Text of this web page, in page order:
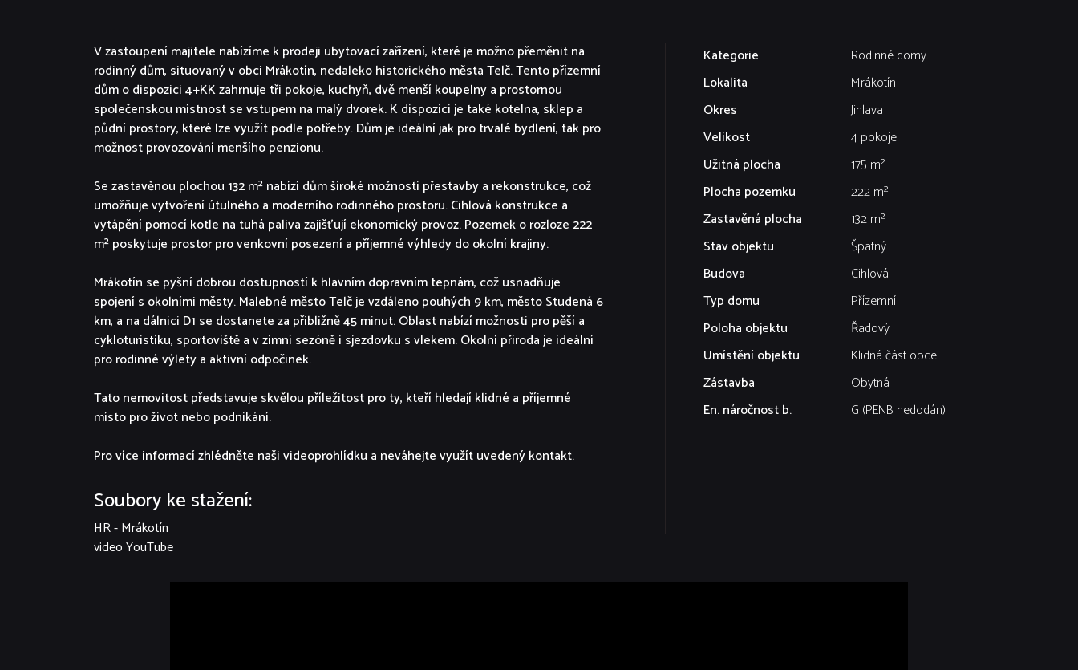
V zastoupení majitele nabízíme k prodeji ubytovací zařízení, které je možno přeměnit na
rodinný dům, situovaný v obci Mrákotín, nedaleko historického města Telč. Tento přízemní
dům o dispozici 4+KK zahrnuje tři pokoje, kuchyň, dvě menší koupelny a prostornou
společenskou místnost se vstupem na malý dvorek. K dispozici je také kotelna, sklep a
půdní prostory, které lze využít podle potřeby. Dům je ideální jak pro trvalé bydlení, tak pro
možnost provozování menšího penzionu.
Se zastavěnou plochou 132 m² nabízí dům široké možnosti přestavby a rekonstrukce, což
umožňuje vytvoření útulného a moderního rodinného prostoru. Cihlová konstrukce a
vytápění pomocí kotle na tuhá paliva zajišťují ekonomický provoz. Pozemek o rozloze 222
m² poskytuje prostor pro venkovní posezení a příjemné výhledy do okolní krajiny.
Mrákotín se pyšní dobrou dostupností k hlavním dopravním tepnám, což usnadňuje
spojení s okolními městy. Malebné město Telč je vzdáleno pouhých 9 km, město Studená 6
km, a na dálnici D1 se dostanete za přibližně 45 minut. Oblast nabízí možnosti pro pěší a
cykloturistiku, sportoviště a v zimní sezóně i sjezdovku s vlekem. Okolní příroda je ideální
pro rodinné výlety a aktivní odpočinek.
Tato nemovitost představuje skvělou příležitost pro ty, kteří hledají klidné a příjemné
místo pro život nebo podnikání.
Pro více informací zhlédněte naši videoprohlídku a neváhejte využít uvedený kontakt.
Soubory ke stažení:
HR - Mrákotín
video YouTube
Kategorie
Rodinné domy
Lokalita
Mrákotín
Okres
Jihlava
Velikost
4 pokoje
Užitná plocha
175 m²
Plocha pozemku
222 m²
Zastavěná plocha
132 m²
Stav objektu
Špatný
Budova
Cihlová
Typ domu
Přízemní
Poloha objektu
Řadový
Umístění objektu
Klidná část obce
Zástavba
Obytná
En. náročnost b.
G (PENB nedodán)